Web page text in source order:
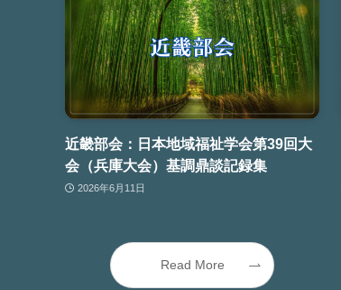
近畿部会：日本地域福祉学会第39回大
会（兵庫大会）基調鼎談記録集
2026年6月11日
Read More